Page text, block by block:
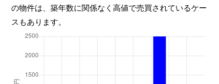
の物件は、築年数に関係なく高値で売買されているケー
スもあります。